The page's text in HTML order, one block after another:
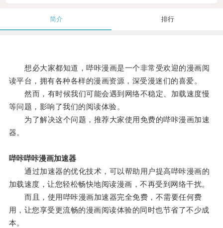
简介 排行
想必大家都知道，哔咔漫画是一个非常受欢迎的漫画阅
读平台，拥有各种各样的漫画资源，深受漫迷们的喜爱。
然而，有时候我们可能会遇到网络不稳定、加载速度慢
等问题，影响了我们的阅读体验。
为了解决这个问题，推荐大家使用免费的哔咔漫画加速
器。
哔咔哔咔漫画加速器
通过加速器的优化技术，可以帮助用户提高哔咔漫画的
加载速度，让您轻松畅快地阅读漫画，不再受到网络干扰。
而且，使用哔咔漫画加速器完全免费，不需要任何费
用，让您享受更流畅的漫画阅读体验的同时也节省了不少成
本。